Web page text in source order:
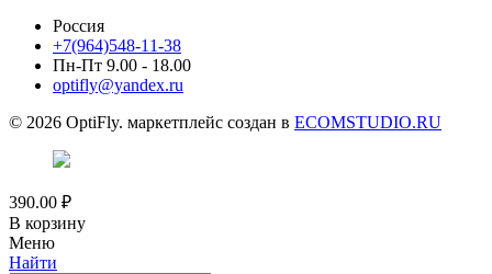
Россия
+7(964)548-11-38
Пн-Пт 9.00 - 18.00
optifly@yandex.ru
© 2026 OptiFly. маркетплейс создан в ECOMSTUDIO.RU
390.00 ₽
В корзину
Меню
Найти